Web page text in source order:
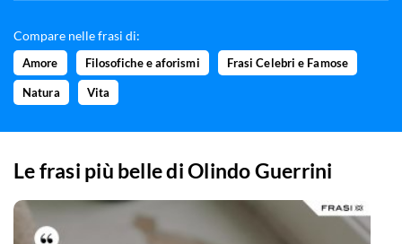
Compare nelle frasi di:
Amore Filosofiche e aforismi Frasi Celebri e Famose
Natura Vita
Le frasi più belle diOlindo Guerrini